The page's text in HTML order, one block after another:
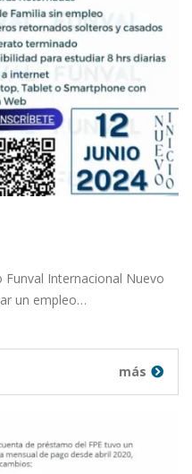
Internacional Nuevo
un empleo…
más